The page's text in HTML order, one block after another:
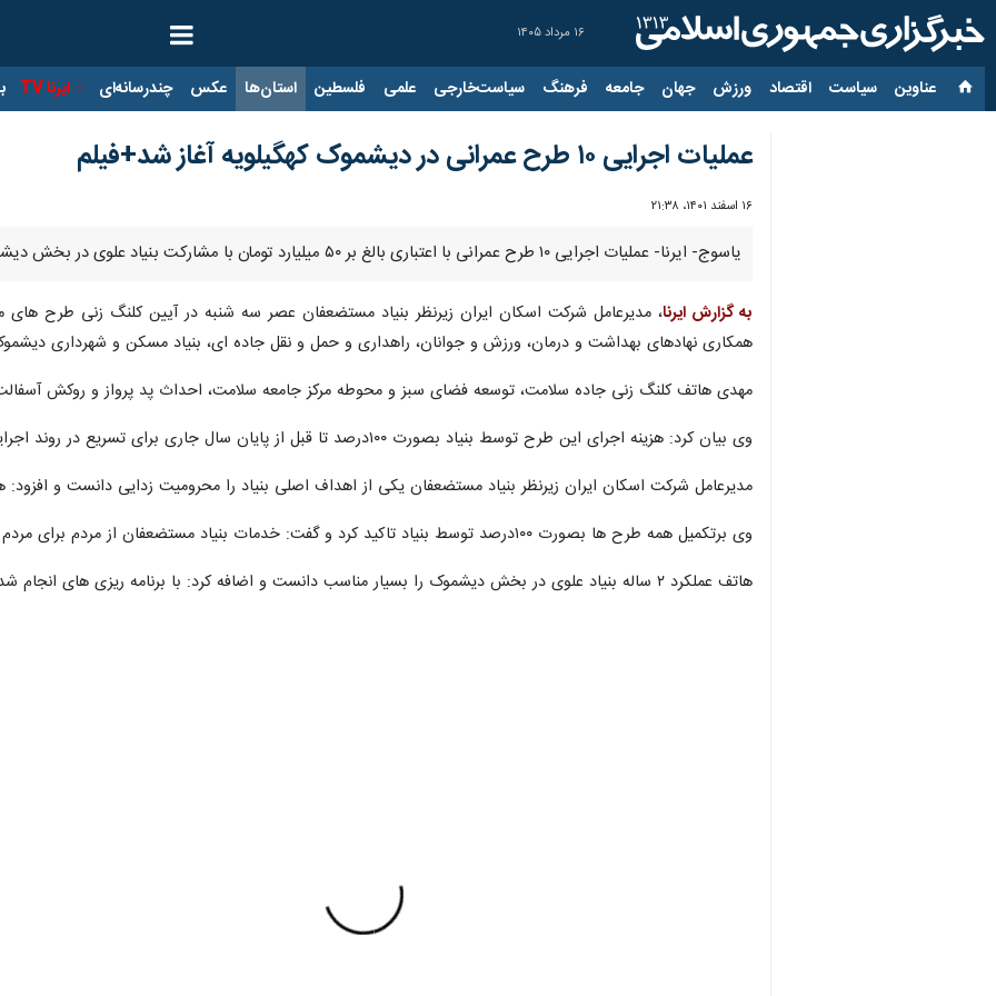
۱۶ مرداد ۱۴۰۵
عناوین‌ سیاست اقتصاد ورزش جهان جامعه فرهنگ سیاست‌خارجی علمی فلسطین استان‌ها عکس چندرسانه‌ای ایرنا TV
عملیات اجرایی ۱۰ طرح عمرانی در دیشموک کهگیلویه آغاز شد+فیلم
۱۶ اسفند ۱۴۰۱، ۲۱:۳۸
یاسوج- ایرنا- عملیات اجرایی ۱۰ طرح عمرانی با اعتباری بالغ بر ۵۰ میلیارد تومان با مشارکت بنیاد علوی در بخش دیشموک از توابع شهرستان کهگیلویه آغاز شد.
به گزارش ایرنا، مدیرعامل شرکت اسکان ایران زیرنظر بنیاد مستضعفان عصر سه شنبه در آیین کلنگ زنی طرح
همکاری نهادهای بهداشت و درمان، ورزش و جوانان، راهداری و حمل و نقل جاده ای، بنیاد مسکن و شهرداری
مهدی هاتف کلنگ زنی جاده سلامت، توسعه فضای سبز و محوطه مرکز جامعه سلامت، احداث پد پرواز و روکش
وی بیان کرد: هزینه اجرای این طرح توسط بنیاد بصورت ۱۰۰درصد تا قبل از پایان سال جاری برای تسریع در روند اجرایی تامین خواهد شد.
مدیرعامل شرکت اسکان ایران زیرنظر بنیاد مستضعفان یکی از اهداف اصلی بنیاد را محرومیت زدایی دانست و
وی برتکمیل همه طرح ها بصورت ۱۰۰درصد توسط بنیاد تاکید کرد و گفت: خدمات بنیاد مستضعفان از مردم برای مردم و در راستای عدالت در ارائه خدمات است.
هاتف عملکرد ۲ ساله بنیاد علوی در بخش دیشموک را بسیار مناسب دانست و اضافه کرد: با برنامه ریزی های انجام شده طرح های زیربنایی خوبی در آینده برای این بخش اجرایی خواهد شد.